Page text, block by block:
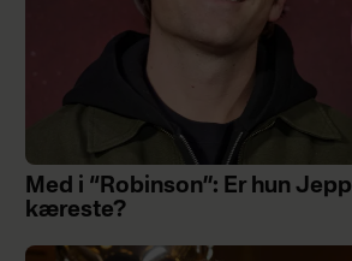
Med i “Robinson”: Er hun
kæreste?